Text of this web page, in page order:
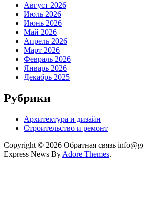
Август 2026
Июль 2026
Июнь 2026
Май 2026
Апрель 2026
Март 2026
Февраль 2026
Январь 2026
Декабрь 2025
Рубрики
Архитектура и дизайн
Строительство и ремонт
Copyright © 2026 Обратная связь
Express News By Adore Themes.